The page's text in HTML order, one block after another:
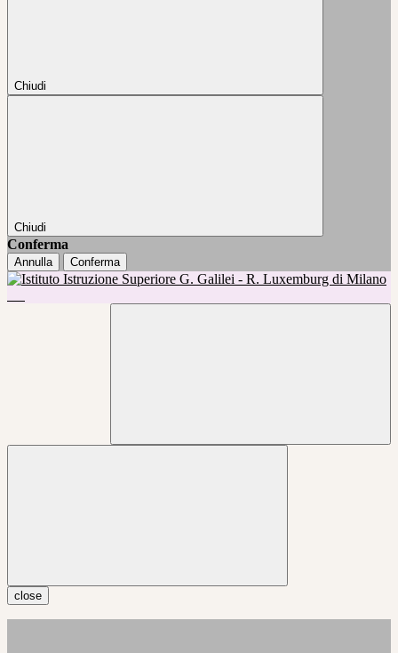
Chiudi
Chiudi
Conferma
Annulla Conferma
close